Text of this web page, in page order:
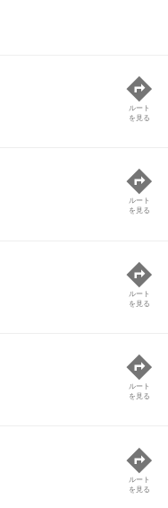
ルート
を見る
ルート
を見る
ルート
を見る
ルート
を見る
ルート
を見る